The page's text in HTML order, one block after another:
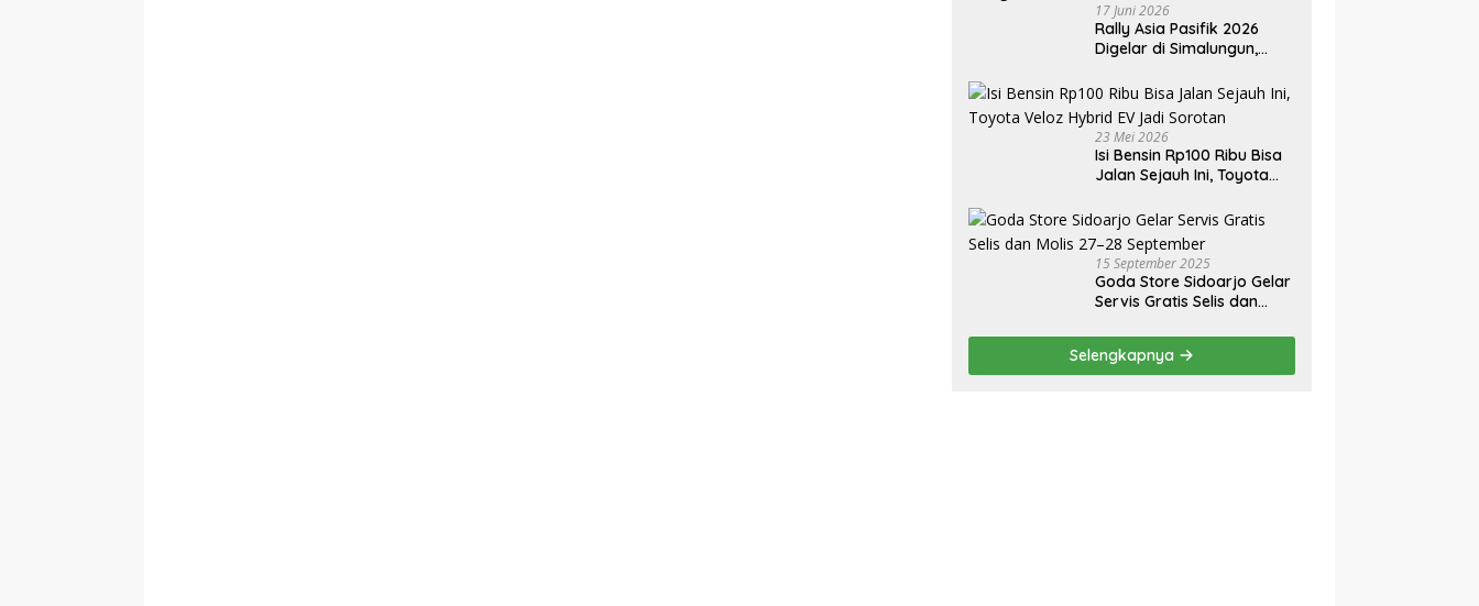
17 Juni 2026
Rally Asia Pasifik 2026
Digelar di Simalungun,
Emas Dongkrak
Pariwisata dan Ekonomi
Daerah
23 Mei 2026
Isi Bensin Rp100 Ribu Bisa
Jalan Sejauh Ini, Toyota
Sorotan
15 September 2025
Goda Store Sidoarjo Gelar
Servis Gratis Selis dan
Selengkapnya